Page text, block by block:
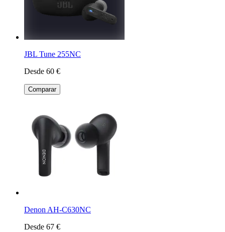
JBL Tune 255NC
Desde 60 €
Comparar
Denon AH-C630NC
Desde 67 €